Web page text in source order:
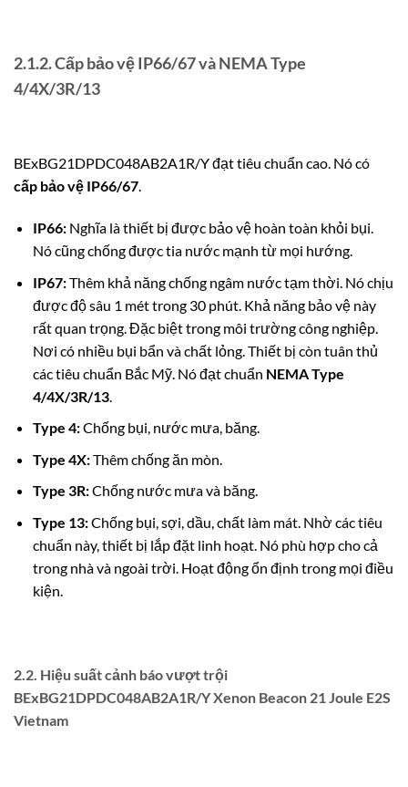
2.1.2. Cấp bảo vệ IP66/67 và NEMA Type
4/4X/3R/13
BExBG21DPDC048AB2A1R/Y đạt tiêu chuẩn cao. Nó có
cấp bảo vệ IP66/67.
IP66:Nghĩa là thiết bị được bảo vệ hoàn toàn khỏi bụi.
Nó cũng chống được tia nước mạnh từ mọi hướng.
IP67:Thêm khả năng chống ngâm nước tạm thời. Nó chịu
được độ sâu 1 mét trong 30 phút. Khả năng bảo vệ này
rất quan trọng. Đặc biệt trong môi trường công nghiệp.
Nơi có nhiều bụi bẩn và chất lỏng. Thiết bị còn tuân thủ
các tiêu chuẩn Bắc Mỹ. Nó đạt chuẩn NEMA Type
4/4X/3R/13.
Type 4:Chống bụi, nước mưa, băng.
Type 4X:Thêm chống ăn mòn.
Type 3R:Chống nước mưa và băng.
Type 13:Chống bụi, sợi, dầu, chất làm mát. Nhờ các tiêu
chuẩn này, thiết bị lắp đặt linh hoạt. Nó phù hợp cho cả
trong nhà và ngoài trời. Hoạt động ổn định trong mọi điều
kiện.
2.2. Hiệu suất cảnh báo vượt trội
BExBG21DPDC048AB2A1R/Y Xenon Beacon 21 Joule E2S
Vietnam